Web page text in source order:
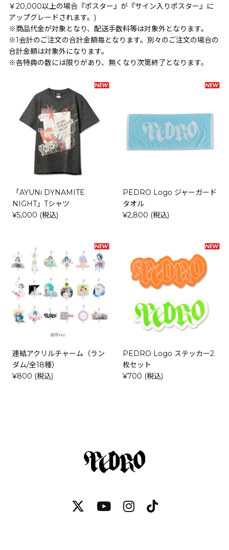
￥20,000以上の場合『ポスター』が『サイン入りポスター』に
アップグレードされます。)
※商品代金が対象となり、配送手数料等は対象外となります。
※1会計のご注文の合計金額毎となります。別々のご注文の場合の
合計金額は対象外になります。
※各特典の数には限りがあり、無くなり次第終了となります。
「AYUNi DYNAMITE
NIGHT」Tシャツ
¥5,000 (税込)
PEDRO Logo ジャーガード
タオル
¥2,800 (税込)
連結アクリルチャーム（ラン
ダム/全18種）
¥800 (税込)
PEDRO Logo ステッカー2
枚セット
¥700 (税込)